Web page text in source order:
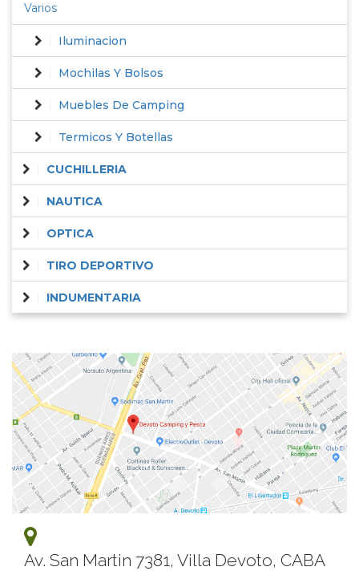
Varios
Iluminacion
Mochilas Y Bolsos
Muebles De Camping
Termicos Y Botellas
CUCHILLERIA
NAUTICA
OPTICA
TIRO DEPORTIVO
INDUMENTARIA
Av. San Martin 7381, Villa Devoto, CABA